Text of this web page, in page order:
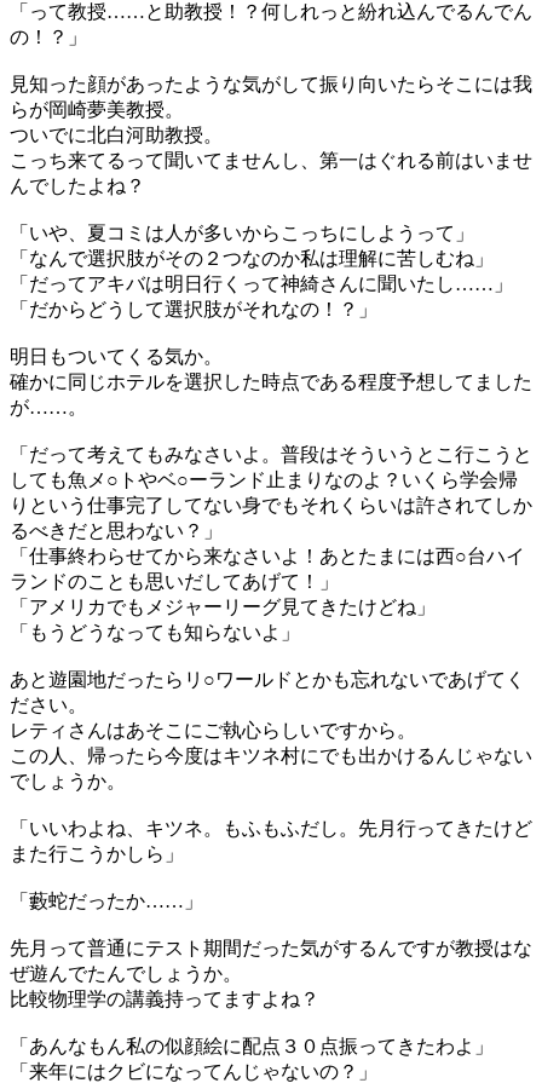
「って教授……と助教授！？何しれっと紛れ込んでるんでん
の！？」
見知った顔があったような気がして振り向いたらそこには我
らが岡崎夢美教授。
ついでに北白河助教授。
こっち来てるって聞いてませんし、第一はぐれる前はいませ
んでしたよね？
「いや、夏コミは人が多いからこっちにしようって」
「なんで選択肢がその２つなのか私は理解に苦しむね」
「だってアキバは明日行くって神綺さんに聞いたし……」
「だからどうして選択肢がそれなの！？」
明日もついてくる気か。
確かに同じホテルを選択した時点である程度予想してました
が……。
「だって考えてもみなさいよ。普段はそういうとこ行こうと
しても魚メ○トやベ○ーランド止まりなのよ？いくら学会帰
りという仕事完了してない身でもそれくらいは許されてしか
るべきだと思わない？」
「仕事終わらせてから来なさいよ！あとたまには西○台ハイ
ランドのことも思いだしてあげて！」
「アメリカでもメジャーリーグ見てきたけどね」
「もうどうなっても知らないよ」
あと遊園地だったらリ○ワールドとかも忘れないであげてく
ださい。
レティさんはあそこにご執心らしいですから。
この人、帰ったら今度はキツネ村にでも出かけるんじゃない
でしょうか。
「いいわよね、キツネ。もふもふだし。先月行ってきたけど
また行こうかしら」
「藪蛇だったか……」
先月って普通にテスト期間だった気がするんですが教授はな
ぜ遊んでたんでしょうか。
比較物理学の講義持ってますよね？
「あんなもん私の似顔絵に配点３０点振ってきたわよ」
「来年にはクビになってんじゃないの？」